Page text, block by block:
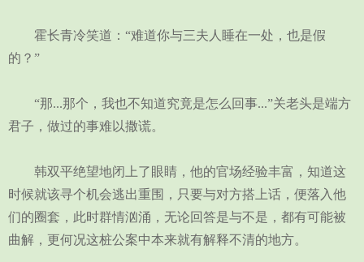
霍长青冷笑道：“难道你与三夫人睡在一处，也是假
的？”
“那...那个，我也不知道究竟是怎么回事...”关老头是端方
君子，做过的事难以撒谎。
韩双平绝望地闭上了眼睛，他的官场经验丰富，知道这
时候就该寻个机会逃出重围，只要与对方搭上话，便落入他
们的圈套，此时群情汹涌，无论回答是与不是，都有可能被
曲解，更何况这桩公案中本来就有解释不清的地方。